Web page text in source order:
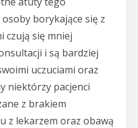
borykające się z
czują się mniej
i są bardziej
uczuciami oraz
niektórzy pacjenci
z brakiem
z lekarzem oraz obawą